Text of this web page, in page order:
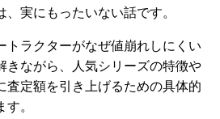
実にもったいない話です。
トラクターがなぜ値崩れしにくい
きながら、人気シリーズの特徴や
査定額を引き上げるための具体的
。